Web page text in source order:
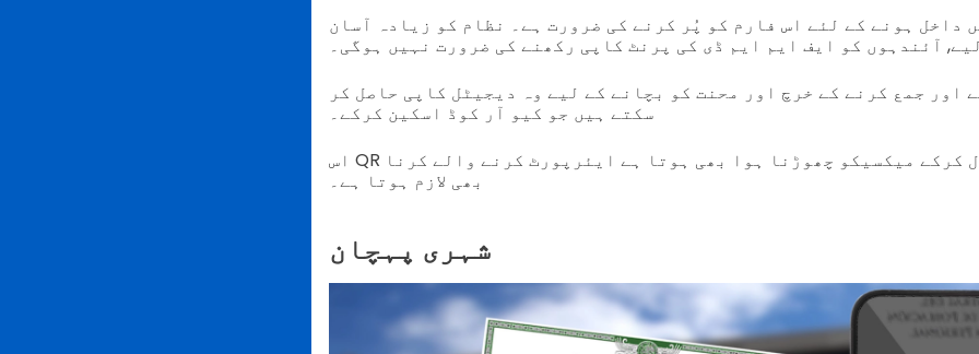
داخل ہونے کے لئے اس فارم کو پُر کرنے کی ضرورت ہے۔ نظام کو زیادہ آسان
آئندہوں کو ایف ایم ایم ڈی کی پرنٹ کاپی رکھنے کی ضرورت نہیں ہوگی۔
اور جمع کرنے کے خرچ اور محنت کو بچانے کے لیے وہ دیجیٹل کاپی حاصل کر
سکتے ہیں جو کیو آر کوڈ اسکین کرکے۔
اس QR کوڈ کا استعمال کرکے میکسیکو چھوڑنا ہوا بھی ہوتا ہے ایئرپورٹ کرنے والے کرنا
بھی لازم ہوتا ہے۔
شہری پہچان